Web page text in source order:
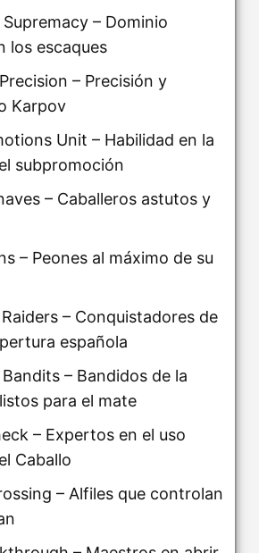
– Dominio
los escaques
– Precisión y
Karpov
Unit – Habilidad en la
subpromoción
– Caballeros astutos y
– Peones al máximo de su
– Conquistadores de
española
– Bandidos de la
para el mate
– Expertos en el uso
Caballo
– Alfiles que controlan